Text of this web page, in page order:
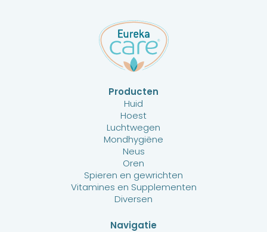
Producten
Huid
Hoest
Luchtwegen
Mondhygiëne
Neus
Oren
Spieren en gewrichten
Vitamines en Supplementen
Diversen
Navigatie